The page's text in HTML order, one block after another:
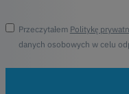
Przeczytałem Politykę
danych osobowych w celu